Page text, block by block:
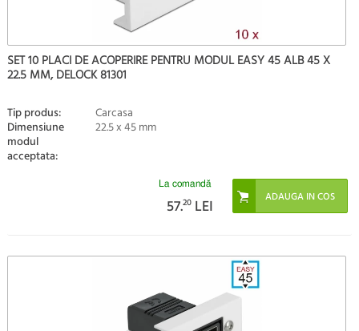
SET 10 PLACI DE ACOPERIRE PENTRU MODUL EASY 45 ALB 45 X
22.5 MM, DELOCK 81301
Tip produs: Carcasa
Dimensiune
modul
acceptata:
22.5 x 45 mm
La comandă
57.20 LEI